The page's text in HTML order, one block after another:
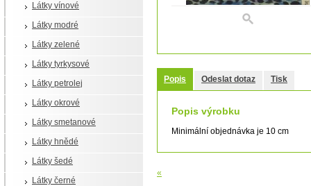
Látky vínové
Látky modré
Látky zelené
Látky tyrkysové
Látky petrolej
Látky okrové
Látky smetanové
Látky hnědé
Látky šedé
Látky černé
Popis Odeslat dotaz Tisk
Popis výrobku
Minimální objednávka je 10 cm
«